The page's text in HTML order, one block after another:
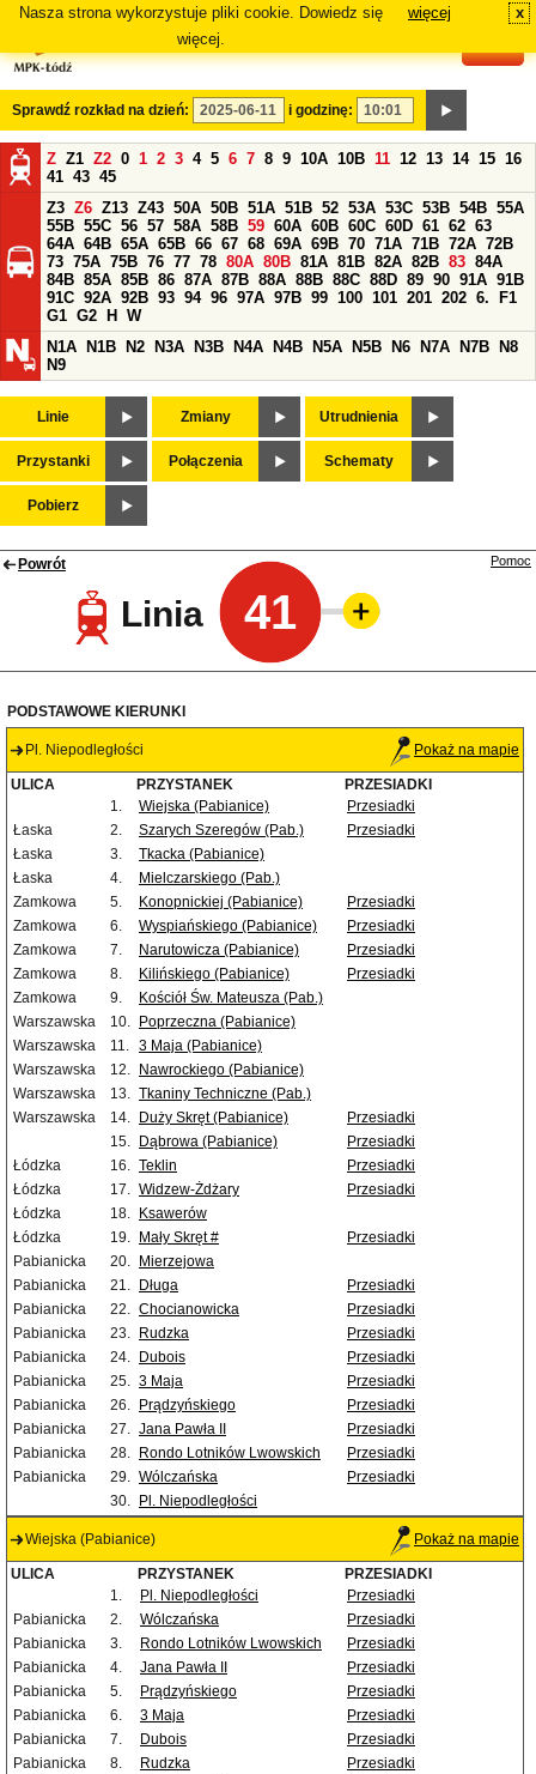
Nasza strona wykorzystuje pliki cookie. Dowiedz się
więcej.
więcej x
Sprawdź rozkład na dzień: i godzinę:
Z Z1 Z2 0 1 2 3 4 5 6 7 8 9 10A 10B 11 12 13 14 15 16
41 43 45
Z3 Z6 Z13 Z43 50A 50B 51A 51B 52 53A 53C 53B 54B 55A
55B 55C 56 57 58A 58B 59 60A 60B 60C 60D 61 62 63
64A 64B 65A 65B 66 67 68 69A 69B 70 71A 71B 72A 72B
73 75A 75B 76 77 78 80A 80B 81A 81B 82A 82B 83 84A
84B 85A 85B 86 87A 87B 88A 88B 88C 88D 89 90 91A 91B
91C 92A 92B 93 94 96 97A 97B 99 100 101 201 202 6.
F1
G1 G2 H
W
N1A
N1B N2 N3A N3B N4A N4B N5A N5B N6 N7A N7B
N8
N9
Linie Zmiany Utrudnienia
Przystanki Połączenia Schematy
Pobierz
Powrót
Linia 41
Pomoc
PODSTAWOWE KIERUNKI
Pl. Niepodległości Pokaż na mapie
ULICA PRZYSTANEK
PRZESIADKI
1.
Wiejska (Pabianice)
Przesiadki
Łaska
2. Szarych Szeregów (Pab.)
Przesiadki
Łaska
3.
Tkacka (Pabianice)
Łaska
4.
Mielczarskiego (Pab.)
Zamkowa
5. Konopnickiej (Pabianice)
Przesiadki
Zamkowa
6. Wyspiańskiego (Pabianice)
Przesiadki
Zamkowa
7. Narutowicza (Pabianice)
Przesiadki
Zamkowa
8. Kilińskiego (Pabianice)
Przesiadki
Zamkowa
9.
Kościół Św. Mateusza (Pab.)
Warszawska
10.
Poprzeczna (Pabianice)
Warszawska
11. 3 Maja (Pabianice)
Warszawska
12.
Nawrockiego (Pabianice)
Warszawska
13. Tkaniny Techniczne (Pab.)
Warszawska
14. Duży Skręt (Pabianice)
Przesiadki
15.
Dąbrowa (Pabianice)
Przesiadki
Łódzka
16. Teklin
Przesiadki
Łódzka
17. Widzew-Żdżary
Przesiadki
Łódzka
18.
Ksawerów
Łódzka
19. Mały Skręt #
Przesiadki
Pabianicka
20.
Mierzejowa
Pabianicka
21. Długa
Przesiadki
Pabianicka
22. Chocianowicka
Przesiadki
Pabianicka
23. Rudzka
Przesiadki
Pabianicka
24. Dubois
Przesiadki
Pabianicka
25. 3 Maja
Przesiadki
Pabianicka
26. Prądzyńskiego
Przesiadki
Pabianicka
27. Jana Pawła II
Przesiadki
Pabianicka
28. Rondo Lotników Lwowskich
Przesiadki
Pabianicka
29. Wólczańska
Przesiadki
30.
Pl. Niepodległości
Wiejska (Pabianice) Pokaż na mapie
ULICA PRZYSTANEK
PRZESIADKI
1.
Pl. Niepodległości
Przesiadki
Pabianicka
2. Wólczańska
Przesiadki
Pabianicka
3. Rondo Lotników Lwowskich
Przesiadki
Pabianicka
4. Jana Pawła II
Przesiadki
Pabianicka
5. Prądzyńskiego
Przesiadki
Pabianicka
6. 3 Maja
Przesiadki
Pabianicka
7. Dubois
Przesiadki
Pabianicka
8. Rudzka
Przesiadki